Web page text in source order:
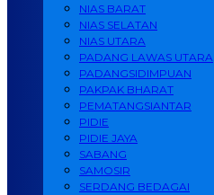
NIAS BARAT
NIAS SELATAN
NIAS UTARA
PADANG LAWAS UTARA
PADANGSIDIMPUAN
PAKPAK BHARAT
PEMATANGSIANTAR
PIDIE
PIDIE JAYA
SABANG
SAMOSIR
SERDANG BEDAGAI